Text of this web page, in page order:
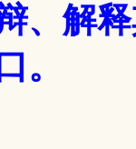
、解
。